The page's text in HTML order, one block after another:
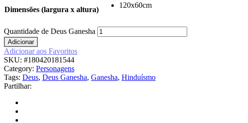
Dimensões (largura x altura)
120x60cm
Quantidade de Deus Ganesha
Adicionar
Adicionar aos Favoritos
SKU: #180420181544
Category: Personagens
Tags: Deus, Deus Ganesha, Ganesha, Hinduísmo
Partilhar: